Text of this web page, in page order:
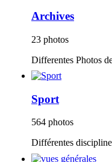
Archives
23 photos
Differentes Photos
Sport
564 photos
Différentes